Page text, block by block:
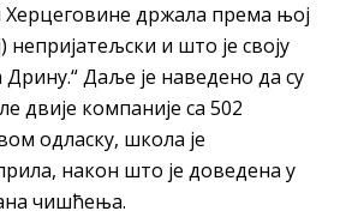
Херцеговине држала према њој
непријатељски и што је своју
Дрину.“ Даље је наведено да су
двије компаније са 502
одласку, школа је
након што је доведена у
чишћења.